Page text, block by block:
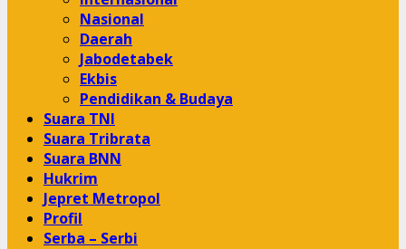
Nasional
Daerah
Jabodetabek
Ekbis
Pendidikan & Budaya
Suara TNI
Suara Tribrata
Suara BNN
Hukrim
Jepret Metropol
Profil
Serba – Serbi